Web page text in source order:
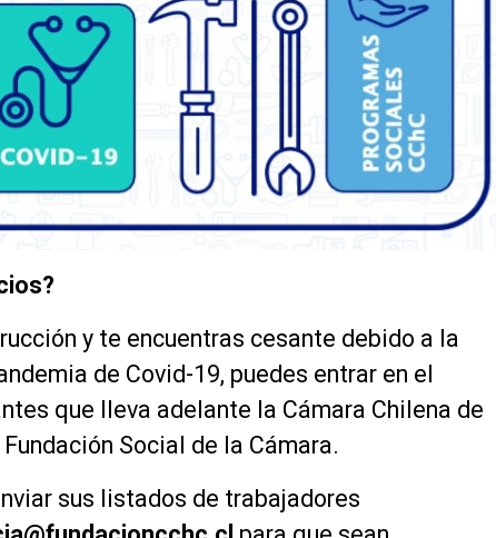
y te encuentras cesante debido a la
de Covid-19, puedes entrar en el
que lleva adelante la Cámara Chilena de
Social de la Cámara.
sus listados de trabajadores